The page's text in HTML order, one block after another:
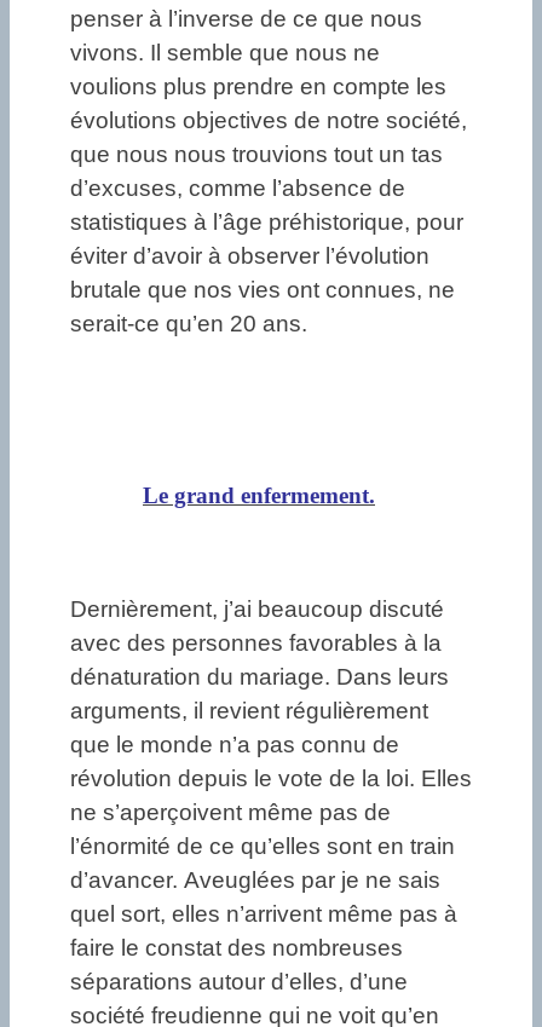
penser à l’inverse de ce que nous
vivons. Il semble que nous ne
voulions plus prendre en compte les
évolutions objectives de notre société,
que nous nous trouvions tout un tas
d’excuses, comme l’absence de
statistiques à l’âge préhistorique, pour
éviter d’avoir à observer l’évolution
brutale que nos vies ont connues, ne
serait-ce qu’en 20 ans.
Le grand enfermement.
Dernièrement, j’ai beaucoup discuté
avec des personnes favorables à la
dénaturation du mariage. Dans leurs
arguments, il revient régulièrement
que le monde n’a pas connu de
révolution depuis le vote de la loi. Elles
ne s’aperçoivent même pas de
l’énormité de ce qu’elles sont en train
d’avancer. Aveuglées par je ne sais
quel sort, elles n’arrivent même pas à
faire le constat des nombreuses
séparations autour d’elles, d’une
société freudienne qui ne voit qu’en